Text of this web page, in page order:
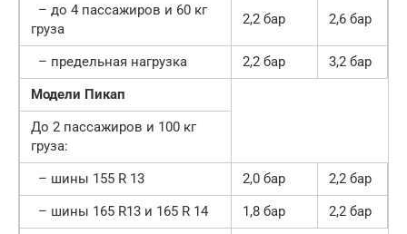
– до 4 пассажиров и 60 кг
груза
2,2 бар 2,6 бар
– предельная нагрузка 2,2 бар
3,2 бар
Модели Пикап
До 2 пассажиров и 100 кг
груза:
– шины 155 R 13
2,0 бар
2,2 бар
– шины 165 R13 и 165 R 14
1,8 бар
2,2 бар